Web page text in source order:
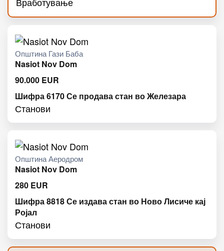
Општина Гази Баба
Nasiot Nov Dom
90.000 EUR
Шифра 6170 Се продава стан во Железара
Станови
Општина Аеродром
Nasiot Nov Dom
280 EUR
Шифра 8818 Се издава стан во Ново Лисиче кај
Ројал
Станови